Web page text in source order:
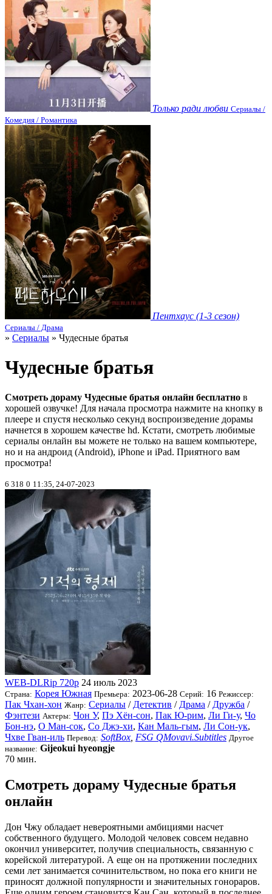
Только ради любви Сериалы /
Комедия / Романтика
Пентхаус (1-3 сезон)
Сериалы / Драма
» Сериалы » Чудесные братья
Чудесные братья
Смотреть дораму Чудесные братья онлайн бесплатно в
хорошей озвучке! Для начала просмотра нажмите на кнопку в
плеере и спустя несколько секунд воспроизведение дорамы
начнется в хорошем качестве hd. Кстати, смотреть любимые
сериалы онлайн вы можете не только на вашем компьютере,
но и на андроид (Android), iPhone и iPad. Приятного вам
просмотра!
6 318 0 11:35, 24-07-2023
WEB-DLRip 720p 24 июль 2023
Страна: Корея Южная Премьера: 2023-06-28 Серий: 16 Режиссер:
Пак Чхан-хон Жанр: Сериалы / Детектив / Драма / Дружба /
Фэнтези Актеры: Чон У, Пэ Хён-сон, Пак Ю-рим, Ли Ги-у, Чо
Бон-нэ, О Ман-сок, Со Джэ-хи, Кан Маль-гым, Ли Сон-ук,
Чхве Гван-иль Перевод: SoftBox FSG QMovavi.Subtitles Другое
название: Gijeokui hyeongje
70 мин.
Смотреть дораму Чудесные братья
онлайн
Дон Чжу обладает невероятными амбициями насчет
собственного будущего. Молодой человек совсем недавно
окончил университет, получив специальность, связанную с
корейской литературой. А еще он на протяжении последних
семи лет занимается сочинительством, но пока его книги не
приносят должной популярности и значительных гонораров.